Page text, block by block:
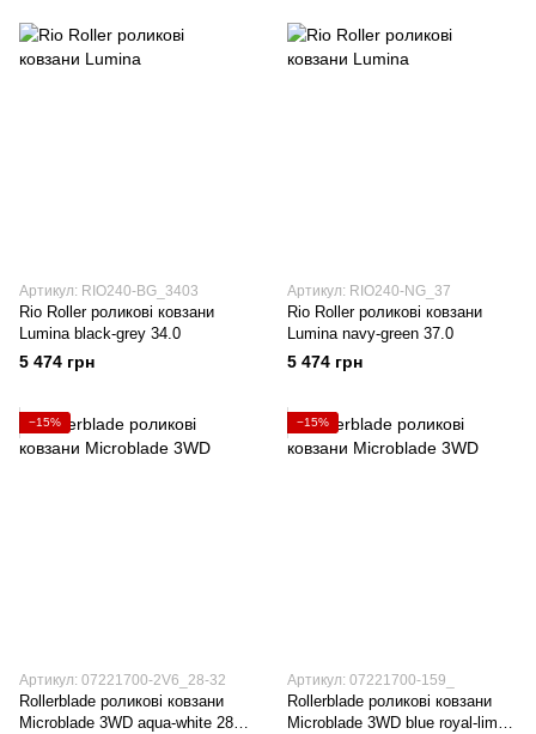
Артикул: RIO240-BG_3403
Rio Roller роликові ковзани
Lumina black-grey 34.0
5 474 грн
Артикул: RIO240-NG_37
Rio Roller роликові ковзани
Lumina navy-green 37.0
5 474 грн
−15%
Артикул: 07221700-2V6_28-32
Rollerblade роликові ковзани
Microblade 3WD aqua-white 28-
−15%
Артикул: 07221700-159_
Rollerblade роликові ковзани
Microblade 3WD blue royal-lime